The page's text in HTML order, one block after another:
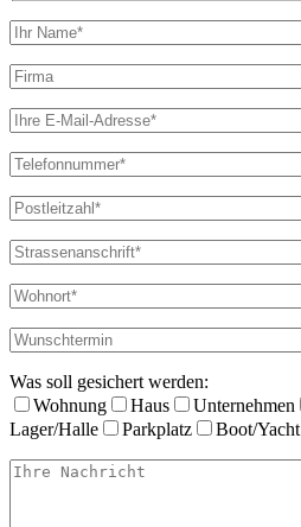
Was soll gesichert werden:
Wohnung
Haus Unternehmen
Lager/Halle
Parkplatz Boot/Yacht